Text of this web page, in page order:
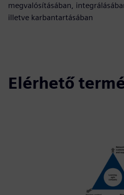
megvalósításában,
illetve karbantartásában
Elérhető